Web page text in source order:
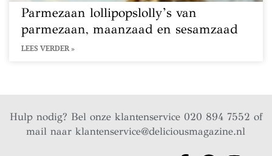
Parmezaan lollipopslolly’s van
parmezaan, maanzaad en sesamzaad
LEES VERDER »
Hulp nodig? Bel onze klantenservice 020 894 7552 of
mail naarklantenservice@deliciousmagazine.nl